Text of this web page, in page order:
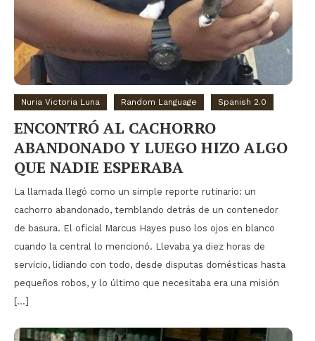
Nuria Victoria Luna Random Language Spanish 2.0
ENCONTRÓ AL CACHORRO
ABANDONADO Y LUEGO HIZO ALGO
QUE NADIE ESPERABA
La llamada llegó como un simple reporte rutinario: un
cachorro abandonado, temblando detrás de un contenedor
de basura. El oficial Marcus Hayes puso los ojos en blanco
cuando la central lo mencionó. Llevaba ya diez horas de
servicio, lidiando con todo, desde disputas domésticas hasta
pequeños robos, y lo último que necesitaba era una misión
[…]